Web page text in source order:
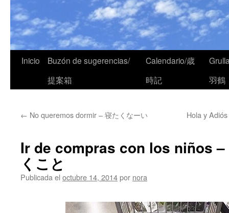
Inicio
Buzón de sugerencias/
提案箱
Calendario/歳
時記
羽鶴
← No queremos dormir – 寝たくなーい Hola y
Ir de compras con los niños –
くこと
Publicada el octubre 14, 2014por nora